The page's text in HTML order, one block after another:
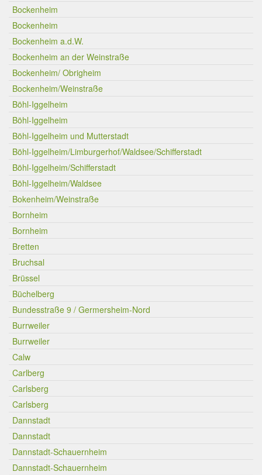
Bockenheim
Bockenheim
Bockenheim a.d.W.
Bockenheim an der Weinstraße
Bockenheim/ Obrigheim
Bockenheim/Weinstraße
Böhl-Iggelheim
Böhl-Iggelheim
Böhl-Iggelheim und Mutterstadt
Böhl-Iggelheim/Limburgerhof/Waldsee/Schifferstadt
Böhl-Iggelheim/Schifferstadt
Böhl-Iggelheim/Waldsee
Bokenheim/Weinstraße
Bornheim
Bornheim
Bretten
Bruchsal
Brüssel
Büchelberg
Bundesstraße 9 / Germersheim-Nord
Burrweiler
Burrweiler
Calw
Carlberg
Carlsberg
Carlsberg
Dannstadt
Dannstadt
Dannstadt-Schauernheim
Dannstadt-Schauernheim